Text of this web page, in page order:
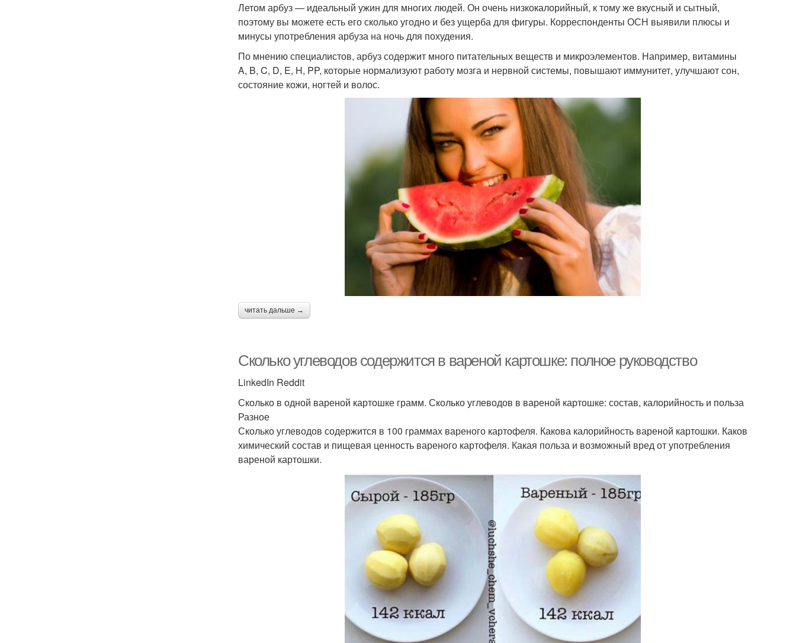
Летом арбуз — идеальный ужин для многих людей. Он очень низкокалорийный, к тому же вкусный и сытный,
поэтому вы можете есть его сколько угодно и без ущерба для фигуры. Корреспонденты ОСН выявили плюсы и
минусы употребления арбуза на ночь для похудения.
По мнению специалистов, арбуз содержит много питательных веществ и микроэлементов. Например, витамины
A, B, C, D, E, H, PP, которые нормализуют работу мозга и нервной системы, повышают иммунитет, улучшают сон,
состояние кожи, ногтей и волос.
читать дальше →
Сколько углеводов содержится в вареной картошке: полное руководство
LinkedIn Reddit
Сколько в одной вареной картошке грамм. Сколько углеводов в вареной картошке: состав, калорийность и польза
Разное
Сколько углеводов содержится в 100 граммах вареного картофеля. Какова калорийность вареной картошки. Каков
химический состав и пищевая ценность вареного картофеля. Какая польза и возможный вред от употребления
вареной картошки.